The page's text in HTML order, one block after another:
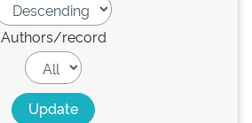
Authors/record